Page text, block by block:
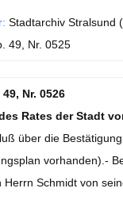
Stadtarchiv Stralsund
49, Nr. 0525
49, Nr. 0526
Rates der Stadt
über die
vorhanden).-
Herrn Schmidt von